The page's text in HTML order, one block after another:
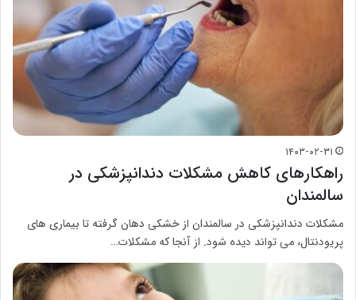
۱۴۰۳-۰۲-۳۱
راهکارهای کاهش مشکلات دندانپزشکی در
سالمندان
مشکلات دندانپزشکی در سالمندان از خشکی دهان گرفته تا بیماری های
پریودنتال، می تواند دیده شود. از آنجا که مشکلات…